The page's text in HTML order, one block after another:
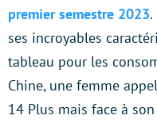
premier semestre 2023
ses incroyables
tableau pour les
Chine, une femme
14 Plus mais face à